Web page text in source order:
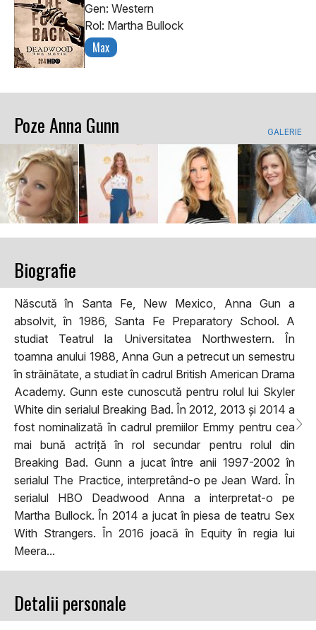
Gen: Western
Rol: Martha Bullock
Max
Poze Anna Gunn GALERIE
Biografie
Născută în Santa Fe, New Mexico, Anna Gun a
absolvit, în 1986, Santa Fe Preparatory School. A
studiat Teatrul la Universitatea Northwestern. În
toamna anului 1988, Anna Gun a petrecut un semestru
în străinătate, a studiat în cadrul British American Drama
Academy. Gunn este cunoscută pentru rolul lui Skyler
White din serialul Breaking Bad. În 2012, 2013 și 2014 a
fost nominalizată în cadrul premiilor Emmy pentru cea
mai bună actriță în rol secundar pentru rolul din
Breaking Bad. Gunn a jucat între anii 1997-2002 în
serialul The Practice, interpretând-o pe Jean Ward. În
serialul HBO Deadwood Anna a interpretat-o pe
Martha Bullock. În 2014 a jucat în piesa de teatru Sex
With Strangers. În 2016 joacă în Equity în regia lui
Meera...
Detalii personale